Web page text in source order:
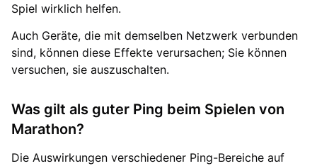
Spiel wirklich helfen.
Auch Geräte, die mit demselben Netzwerk verbunden
sind, können diese Effekte verursachen; Sie können
versuchen, sie auszuschalten.
Was gilt als guter Ping beim Spielen von
Marathon?
Die Auswirkungen verschiedener Ping-Bereiche auf